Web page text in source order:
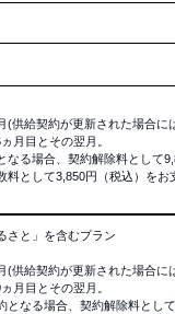
(供給契約が更新された場合に
月目とその翌月。
なる場合、契約解除料として
料として3,850円（税込）をお
さと」を含むプラン
(供給契約が更新された場合に
月目とその翌月。
となる場合、契約解除料とし